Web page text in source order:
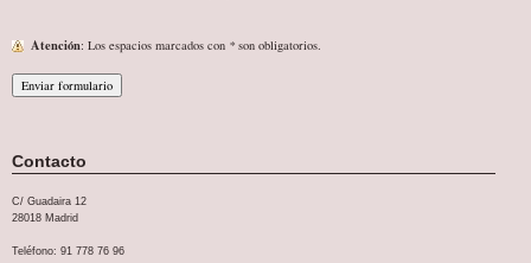
Atención : Los espacios marcados con * son obligatorios.
Contacto
C/ Guadaira 12
28018 Madrid
Teléfono: 91 778 76 96